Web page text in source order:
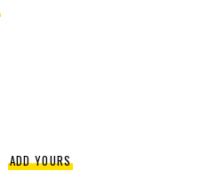
ADD YOURS